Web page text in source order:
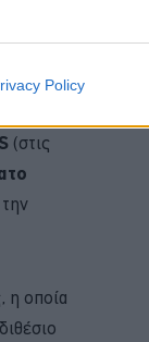
Policy
(στις
η οποία